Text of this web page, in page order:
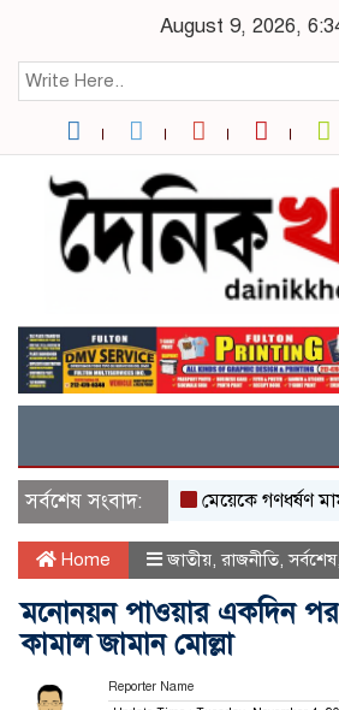
August 9, 2026,
সর্বশেষ সংবাদ:
মেয়েকে গণধর্ষণ মামলায়
Home জাতীয়, রাজনীতি,সর্বশেষ
মনোনয়ন পাওয়ার একদিন
কামাল জামান মোল্লা
Reporter Name